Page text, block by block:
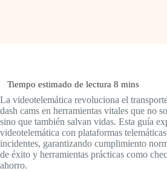
La videotelemática revoluciona el
dash cams en herramientas vitales que no
sino que también salvan vidas. Esta guía
videotelemática con plataformas
incidentes, garantizando cumplimiento
de éxito y herramientas prácticas como
ahorro.